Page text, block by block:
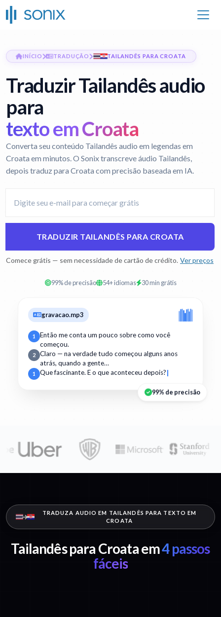
INÍCIO TRADUÇÃO TAILANDÊS PARA CROATA
Traduzir Tailandês audio
para
texto em Croata
Converta seu conteúdo Tailandês audio em legendas em
Croata em minutos. O Sonix transcreve áudio Tailandês,
depois traduz para Croata com precisão baseada em IA.
TRADUZIR TAILANDÊS PARA CROATA
Comece grátis — sem necessidade de cartão de crédito. Ver preços
99% de precisão 54+ idiomas 30 min grátis
gravacao.mp3
1
Então me conta um pouco sobre como você
começou.
2
Claro — na verdade tudo começou alguns anos
atrás, quando a gente…
1 Que fascinante. E o que aconteceu depois?
99% de precisão
TRADUZA AUDIO EM TAILANDÊS PARA TEXTO EM
CROATA
Tailandês para Croata em4 passos
fáceis